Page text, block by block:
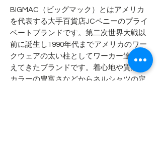
BIGMAC（ビッグマック）とはアメリカ
を代表する大手百貨店JCペニーのプライ
ベートブランドです。第二次世界大戦以
前に誕生し1990年代までアメリカのワー
クウェアの太い柱としてワーカー達を支
えてきたブランドです。着心地や質感、
カラーの豊富さなどからネルシャツの定